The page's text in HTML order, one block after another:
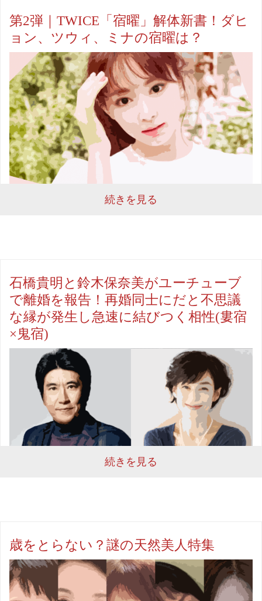
第2弾｜TWICE「宿曜」解体新書！ダヒ
ョン、ツウィ、ミナの宿曜は？
続きを見る
石橋貴明と鈴木保奈美がユーチューブ
で離婚を報告！再婚同士にだと不思議
な縁が発生し急速に結びつく相性(婁宿
×鬼宿)
続きを見る
歳をとらない？謎の天然美人特集